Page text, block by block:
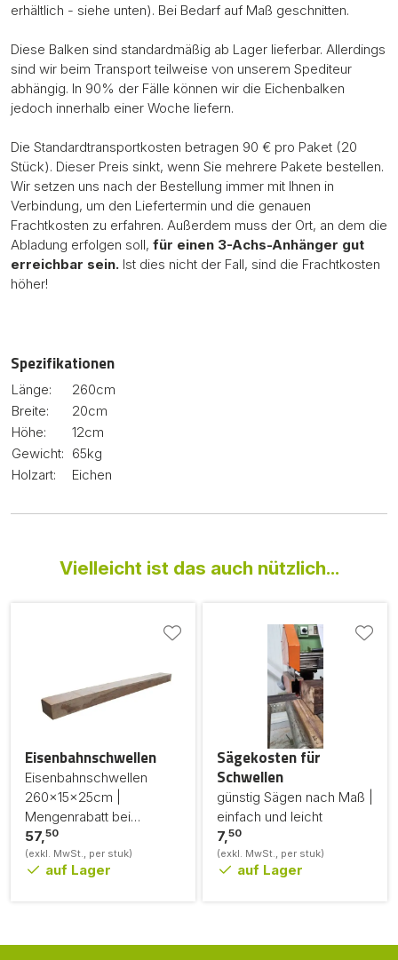
erhältlich - siehe unten). Bei Bedarf auf Maß geschnitten.
Diese Balken sind standardmäßig ab Lager lieferbar. Allerdings
sind wir beim Transport teilweise von unserem Spediteur
abhängig. In 90% der Fälle können wir die Eichenbalken
jedoch innerhalb einer Woche liefern.
Die Standardtransportkosten betragen 90 € pro Paket (20
Stück). Dieser Preis sinkt, wenn Sie mehrere Pakete bestellen.
Wir setzen uns nach der Bestellung immer mit Ihnen in
Verbindung, um den Liefertermin und die genauen
Frachtkosten zu erfahren. Außerdem muss der Ort, an dem die
Abladung erfolgen soll, für einen 3-Achs-Anhänger gut
erreichbar sein. Ist dies nicht der Fall, sind die Frachtkosten
höher!
Spezifikationen
Länge:
260cm
Breite:
20cm
Höhe:
12cm
Gewicht: 65kg
Holzart:
Eichen
Vielleicht ist das auch nützlich...
Eisenbahnschwellen
Eisenbahnschwellen
260x15x25cm |
Mengenrabatt bei
größeren Bestellungen
57,50
(exkl. MwSt., per stuk)
auf Lager
Sägekosten für
Schwellen
günstig Sägen nach Maß |
einfach und leicht
7,50
(exkl. MwSt., per stuk)
auf Lager